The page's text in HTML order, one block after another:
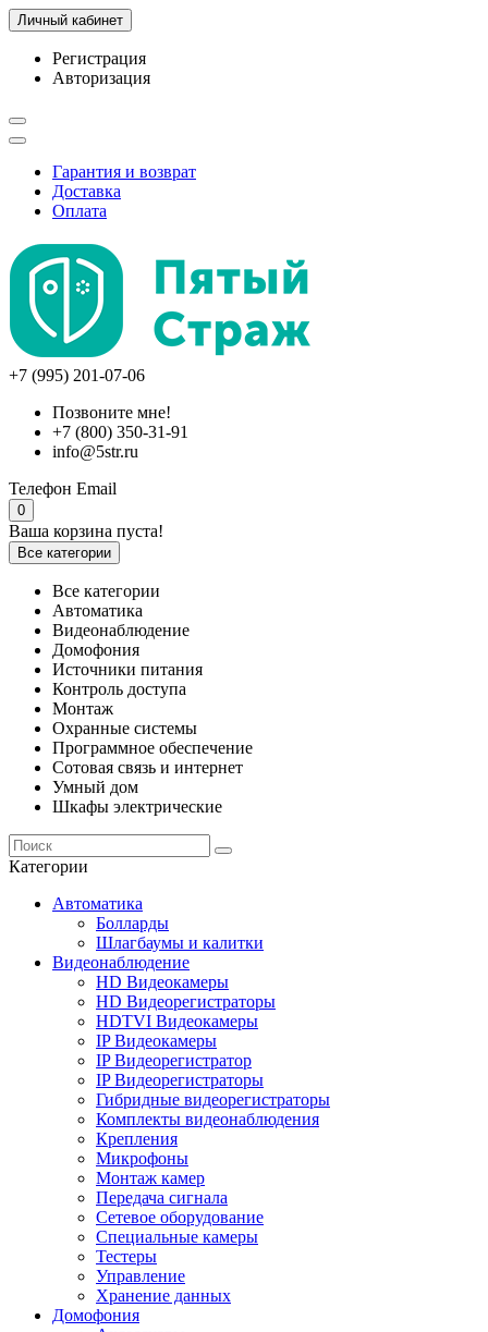
Личный кабинет
Регистрация
Авторизация
Гарантия и возврат
Доставка
Оплата
+7 (995) 201-07-06
Позвоните мне!
+7 (800) 350-31-91
info@5str.ru
Телефон Email
0
Ваша корзина пуста!
Все категории
Все категории
Автоматика
Видеонаблюдение
Домофония
Источники питания
Контроль доступа
Монтаж
Охранные системы
Программное обеспечение
Сотовая связь и интернет
Умный дом
Шкафы электрические
Категории
Автоматика
Болларды
Шлагбаумы и калитки
Видеонаблюдение
HD Видеокамеры
HD Видеорегистраторы
HDTVI Видеокамеры
IP Видеокамеры
IP Видеорегистратор
IP Видеорегистраторы
Гибридные видеорегистраторы
Комплекты видеонаблюдения
Крепления
Микрофоны
Монтаж камер
Передача сигнала
Сетевое оборудование
Специальные камеры
Тестеры
Управление
Хранение данных
Домофония